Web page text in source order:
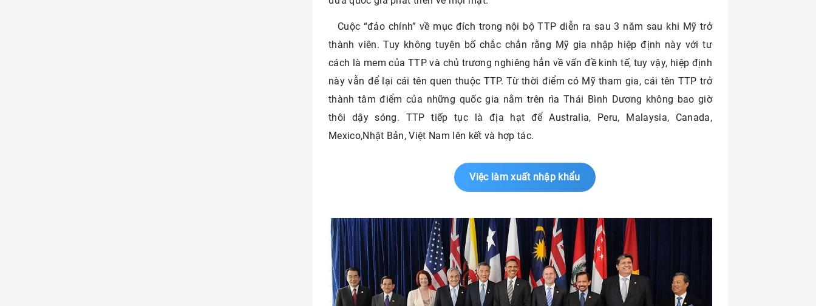
Cuộc “đảo chính” về mục đích trong nội bộ TTP diễn ra sau 3 năm sau khi Mỹ trở
thành viên. Tuy không tuyên bố chắc chắn rằng Mỹ gia nhập hiệp định này với tư
cách là mem của TTP và chủ trương nghiêng hẳn về vấn đề kinh tế, tuy vậy, hiệp định
này vẫn để lại cái tên quen thuộc TTP. Từ thời điểm có Mỹ tham gia, cái tên TTP trở
thành tâm điểm của những quốc gia nằm trên rìa Thái Bình Dương không bao giờ
thôi dậy sóng. TTP tiếp tục là địa hạt để Australia, Peru, Malaysia, Canada,
Mexico,Nhật Bản, Việt Nam lên kết và hợp tác.
Việc làm xuất nhập khẩu